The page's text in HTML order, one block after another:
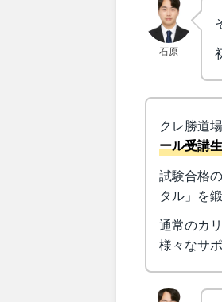
石原
クレ勝道場
ール受講
試験合格
タル」を
通常のカ
様々なサ